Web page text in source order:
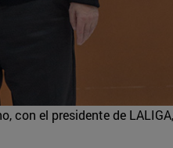
con el presidente de LALIGA,